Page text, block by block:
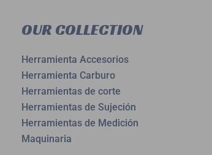
OUR COLLECTION
Herramienta Accesorios
Herramienta Carburo
Herramientas de corte
Herramientas de Sujeción
Herramientas de Medición
Maquinaria